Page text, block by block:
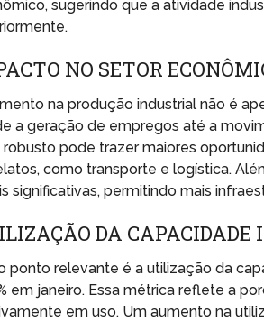
sugerindo que a atividade
NO SETOR
na produção industrial não é
a geração de empregos até a
robusto pode trazer maiores
como transporte e logística.
significativas, permitindo mais
DA CAPACIDADE
ponto relevante é a utilização da
em janeiro. Essa métrica reflete a
em uso. Um aumento na